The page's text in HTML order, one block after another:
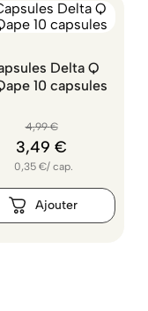
Delta Q
10 capsules
4,99 €
3,49 €
0,35 €/ cap.